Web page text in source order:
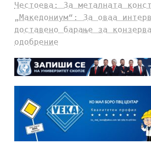
Честоева: За металната
„Македониум“: За оваа
доставено барање за
одобрение